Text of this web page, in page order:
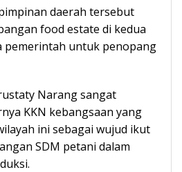
daerah tersebut
food estate di kedua
pemerintah untuk penopang
Narang sangat
KKN kebangsaan yang
ini sebagai wujud ikut
SDM petani dalam